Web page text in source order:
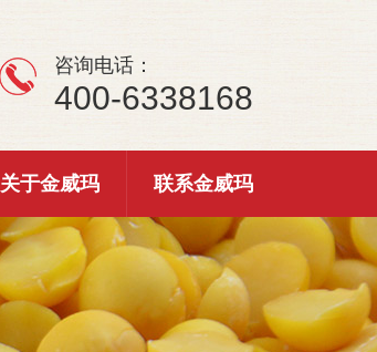
咨询电话：
400-6338168
关于金威玛 联系金威玛